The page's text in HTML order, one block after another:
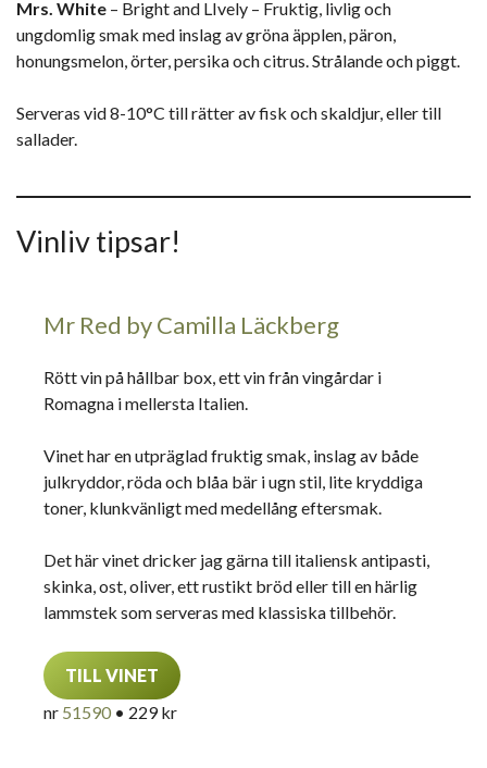
Mrs. White – Bright and LIvely – Fruktig, livlig och
ungdomlig smak med inslag av gröna äpplen, päron,
honungsmelon, örter, persika och citrus. Strålande och piggt.
Serveras vid 8-10°C till rätter av fisk och skaldjur, eller till
sallader.
Vinliv tipsar!
Mr Red by Camilla Läckberg
Rött vin på hållbar box, ett vin från vingårdar i
Romagna i mellersta Italien.
Vinet har en utpräglad fruktig smak, inslag av både
julkryddor, röda och blåa bär i ugn stil, lite kryddiga
toner, klunkvänligt med medellång eftersmak.
Det här vinet dricker jag gärna till italiensk antipasti,
skinka, ost, oliver, ett rustikt bröd eller till en härlig
lammstek som serveras med klassiska tillbehör.
TILL VINET
nr 51590 • 229 kr